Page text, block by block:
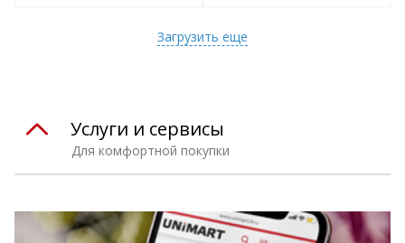
Загрузить еще
Для комфортной покупки
Услуги и сервисы